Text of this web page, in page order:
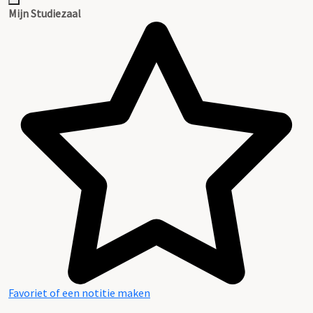
Mijn Studiezaal
Favoriet of een notitie maken